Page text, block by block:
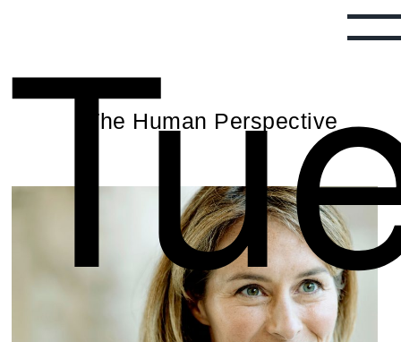
The Human Perspective